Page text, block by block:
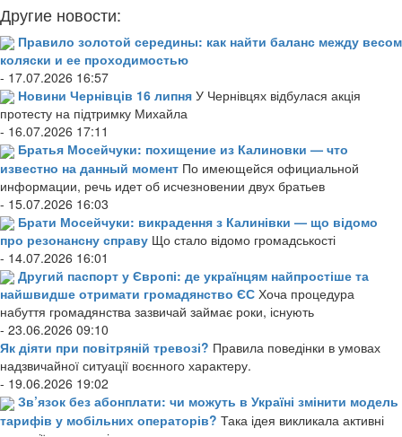
Другие новости:
Правило золотой середины: как найти баланс между весом
коляски и ее проходимостью
- 17.07.2026 16:57
Новини Чернівців 16 липня У Чернівцях відбулася акція
протесту на підтримку Михайла
- 16.07.2026 17:11
Братья Мосейчуки: похищение из Калиновки — что
известно на данный момент По имеющейся официальной
информации, речь идет об исчезновении двух братьев
- 15.07.2026 16:03
Брати Мосейчуки: викрадення з Калинівки — що відомо
про резонансну справу Що стало відомо громадськості
- 14.07.2026 16:01
Другий паспорт у Європі: де українцям найпростіше та
найшвидше отримати громадянство ЄС Хоча процедура
набуття громадянства зазвичай займає роки, існують
- 23.06.2026 09:10
Як діяти при повітряній тревозі? Правила поведінки в умовах
надзвичайної ситуації воєнного характеру.
- 19.06.2026 19:02
Зв’язок без абонплати: чи можуть в Україні змінити модель
тарифів у мобільних операторів? Така ідея викликала активні